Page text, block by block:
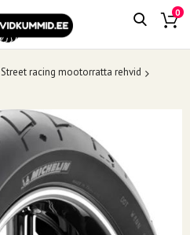
0
Street racing mootorratta rehvid